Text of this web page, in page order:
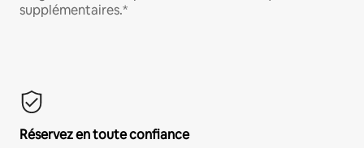
supplémentaires.*
Réservez en toute confiance